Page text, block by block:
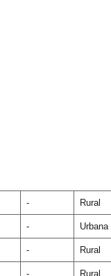
- Rural
- Urbana
- Rural
- Rural